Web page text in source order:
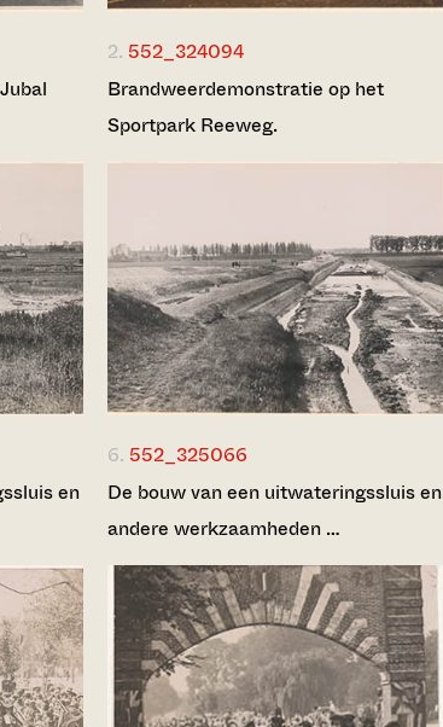
2. 552_324094
Brandweerdemonstratie op het
Sportpark Reeweg.
en
6. 552_325066
De bouw van een uitwateringssluis en
andere werkzaamheden …